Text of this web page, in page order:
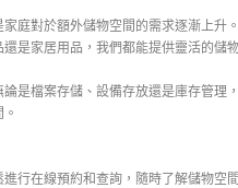
家庭對於額外儲物空間的需求逐漸上升
是家居用品，我們都能提供靈活的儲
論是檔案存儲、設備存放還是庫存管理
進行在線預約和查詢，隨時了解儲物空